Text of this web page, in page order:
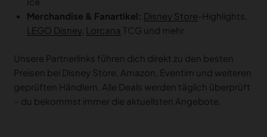
Merchandise & Fanartikel: Disney Store -Highlights,
LEGO Disney
Lorcana TCG und mehr
Unsere Partnerlinks führen dich direkt zu den besten
Preisen bei Disney Store, Amazon, Eventim und weiteren
geprüften Händlern. Alle Deals werden täglich überprüft
– du bekommst immer die aktuellsten Angebote.